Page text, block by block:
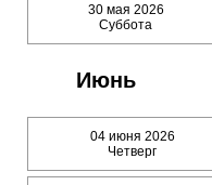
30 мая 2026
Суббота
Июнь
04 июня 2026
Четверг